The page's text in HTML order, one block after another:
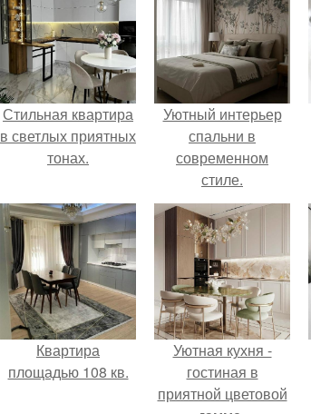
Стильная квартира
в светлых приятных
тонах.
Уютный интерьер
спальни в
современном
стиле.
Квартира
площадью 108 кв.
Уютная кухня -
гостиная в
приятной цветовой